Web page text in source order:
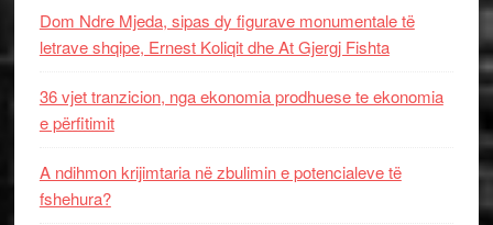
Dom Ndre Mjeda, sipas dy figurave monumentale të
letrave shqipe, Ernest Koliqit dhe At Gjergj Fishta
36 vjet tranzicion, nga ekonomia prodhuese te ekonomia
e përfitimit
A ndihmon krijimtaria në zbulimin e potencialeve të
fshehura?